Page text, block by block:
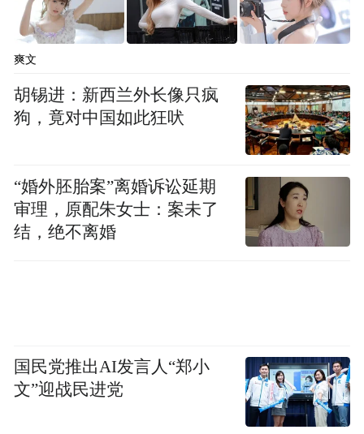
大的历史重任，也当然地成为中国历史和文
明大戏的一个主要舞台。呼和浩特，长风鼓
荡，史话悠扬。
爽文
胡锡进：新西兰外长像只疯
狗，竟对中国如此狂吠
“婚外胚胎案”离婚诉讼延期
审理，原配朱女士：案未了
结，绝不离婚
国民党推出AI发言人“郑小
文”迎战民进党